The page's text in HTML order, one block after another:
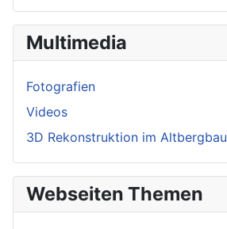
Multimedia
Fotografien
Videos
3D Rekonstruktion im Altbergbau
Webseiten Themen